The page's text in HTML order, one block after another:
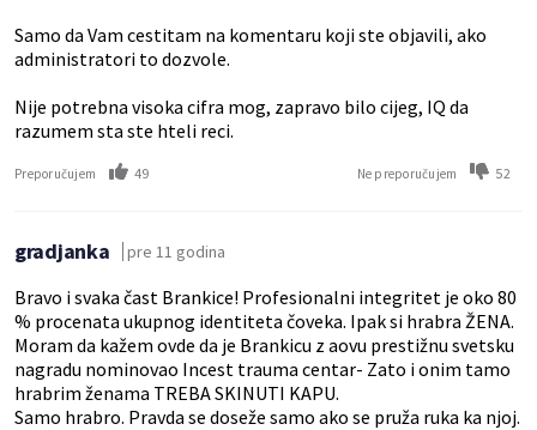
Samo da Vam cestitam na komentaru koji ste objavili, ako
administratori to dozvole.
Nije potrebna visoka cifra mog, zapravo bilo cijeg, IQ da
razumem sta ste hteli reci.
Preporučujem 49 Ne preporučujem 52
gradjanka pre 11 godina
Bravo i svaka čast Brankice! Profesionalni integritet je oko 80
% procenata ukupnog identiteta čoveka. Ipak si hrabra ŽENA.
Moram da kažem ovde da je Brankicu z aovu prestižnu svetsku
nagradu nominovao Incest trauma centar- Zato i onim tamo
hrabrim ženama TREBA SKINUTI KAPU.
Samo hrabro. Pravda se doseže samo ako se pruža ruka ka njoj.